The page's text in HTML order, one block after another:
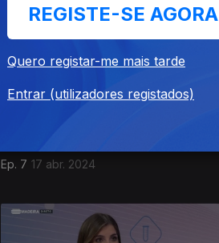
Ep. 7 17 abr. 2024
REGISTE-SE AGORA
Quero registar-me mais tarde
Entrar (utilizadores registados)